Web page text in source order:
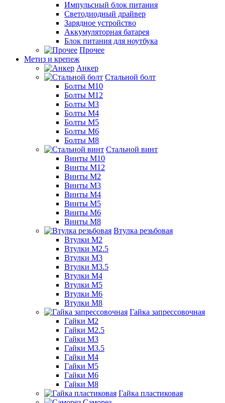
Импульсный блок питания
Светодиодный драйвер
Зарядное устройство
Аккумуляторная батарея
Блок питания для ноутбука
Прочее
Метиз и крепеж
Анкер
Стальной болт
Болты М10
Болты М12
Болты М3
Болты М4
Болты М5
Болты М6
Болты М8
Стальной винт
Винты М10
Винты М12
Винты М2
Винты М3
Винты М4
Винты М5
Винты М6
Винты М8
Втулка резьбовая
Втулки М2
Втулки М2.5
Втулки М3
Втулки М3.5
Втулки М4
Втулки М5
Втулки М6
Втулки М8
Гайка запрессовочная
Гайки М2
Гайки М2.5
Гайки М3
Гайки М3.5
Гайки М4
Гайки М5
Гайки М6
Гайки М8
Гайка пластиковая